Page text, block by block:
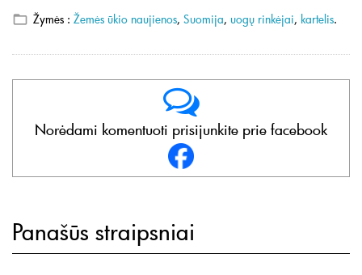
Žymės : Žemės ūkio naujienos, Suomija, uogų rinkėjai, kartelis.
Norėdami komentuoti prisijunkite prie facebook
Panašūs straipsniai